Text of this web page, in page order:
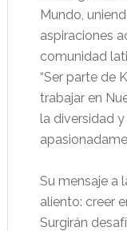
Mundo,
aspiraciones
comunidad
“Ser parte de
trabajar en
la diversidad y
Su mensaje a
aliento: creer
Surgirán